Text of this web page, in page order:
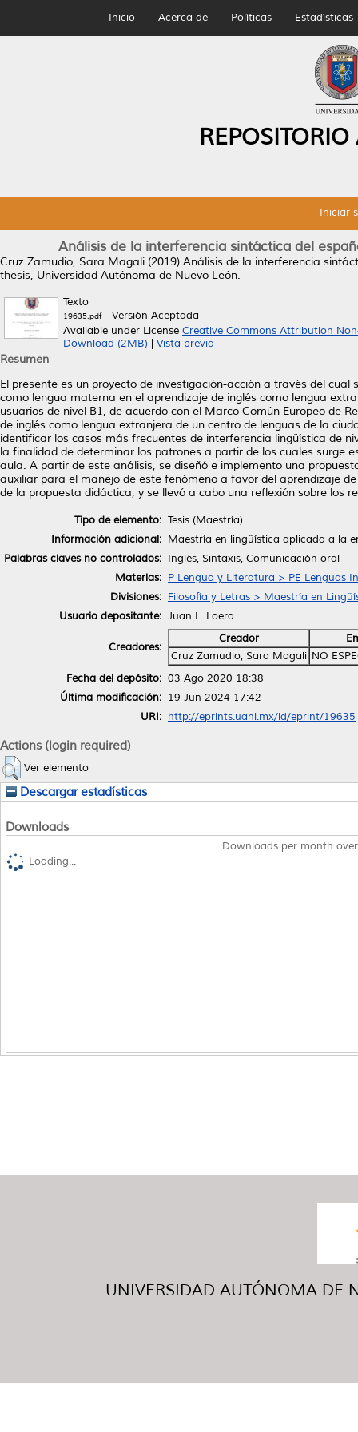
Inicio Acerca de Políticas Estadísticas
Iniciar
Análisis de la interferencia sintáctica del
Cruz Zamudio, Sara Magali (2019) Análisis de la interferencia
thesis, Universidad Autónoma de Nuevo León.
Texto
19635.pdf- Versión Aceptada
Available under License Creative Commons Attribution
Download (2MB)
Vista previa
Resumen
El presente es un proyecto de investigación-acción a través del
como lengua materna en el aprendizaje de inglés como lengua
usuarios de nivel B1, de acuerdo con el Marco Común Europeo de
de inglés como lengua extranjera de un centro de lenguas de la
identificar los casos más frecuentes de interferencia lingüística de
la finalidad de determinar los patrones a partir de los cuales surge
aula. A partir de este análisis, se diseñó e implemento una
auxiliar para el manejo de este fenómeno a favor del aprendizaje
de la propuesta didáctica, y se llevó a cabo una reflexión sobre los
Tipo de elemento: Tesis (Maestría)
Información adicional: Maestría en lingüística aplicada a la
Palabras claves no controlados: Inglés, Sintaxis, Comunicación oral
Materias: P Lengua y Literatura > PE Lenguas
Divisiones: Filosofía y Letras > Maestría en
Usuario depositante: Juan L. Loera
Creadores:
Creador
Cruz Zamudio, Sara Magali NO
Fecha del depósito: 03 Ago 2020 18:38
Última modificación: 19 Jun 2024 17:42
URI: http://eprints.uanl.mx/id/eprint/19635
Actions (login required)
Ver elemento
Descargar estadísticas
Downloads
Downloads per month
Loading...
UNIVERSIDAD AUTÓNOMA DE